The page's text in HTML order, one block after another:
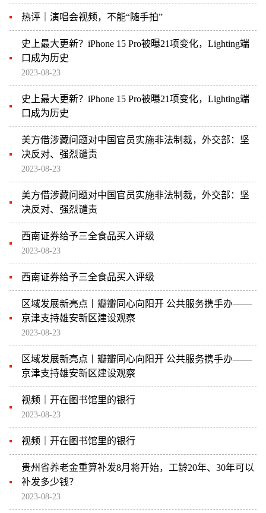
热评｜演唱会视频，不能“随手拍”
史上最大更新？iPhone 15 Pro被曝21项变化，Lighting端
口成为历史
2023-08-23
史上最大更新？iPhone 15 Pro被曝21项变化，Lighting端
口成为历史
美方借涉藏问题对中国官员实施非法制裁，外交部：坚
决反对、强烈谴责
2023-08-23
美方借涉藏问题对中国官员实施非法制裁，外交部：坚
决反对、强烈谴责
西南证券给予三全食品买入评级
2023-08-23
西南证券给予三全食品买入评级
区域发展新亮点丨瓣瓣同心向阳开 公共服务携手办——
京津支持雄安新区建设观察
2023-08-23
区域发展新亮点丨瓣瓣同心向阳开 公共服务携手办——
京津支持雄安新区建设观察
视频｜开在图书馆里的银行
2023-08-23
视频｜开在图书馆里的银行
贵州省养老金重算补发8月将开始，工龄20年、30年可以
补发多少钱？
2023-08-23